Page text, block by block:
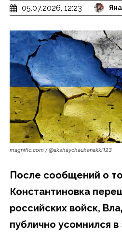
05.07.2026, 12:23
magnific.com / @akshaychauhanakki123
После сообщений о
Константиновка
российских войск,
публично усомнился в